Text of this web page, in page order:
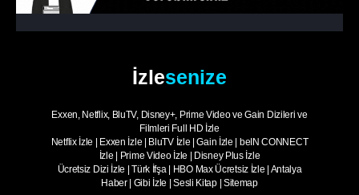
İzlesenize
Exxen, Netflix, BluTV, Disney+, Prime Video ve Gain Dizileri ve
Filmleri Full HD İzle
Netflix İzle
Exxen İzle BluTV İzle |Gain İzle
beIN CONNECT
İzle
Prime Video İzle
Disney Plus İzle
Ücretsiz Dizi İzle |Türk İfşa| HBO Max Ücretsiz İzle Antalya
Haber| Gibi İzle |Sesli Kitap| Sitemap